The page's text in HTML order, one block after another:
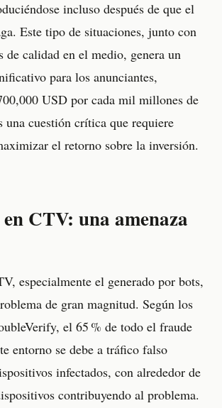
incluso después de que el
Este tipo de situaciones, junto con
de calidad en el medio, genera un
para los anunciantes,
USD por cada mil millones de
una cuestión crítica que requiere
el retorno sobre la inversión.
CTV: una amenaza
especialmente el generado por bots,
de gran magnitud. Según los
el 65 % de todo el fraude
entorno se debe a tráfico falso
infectados, con alrededor de
contribuyendo al problema.